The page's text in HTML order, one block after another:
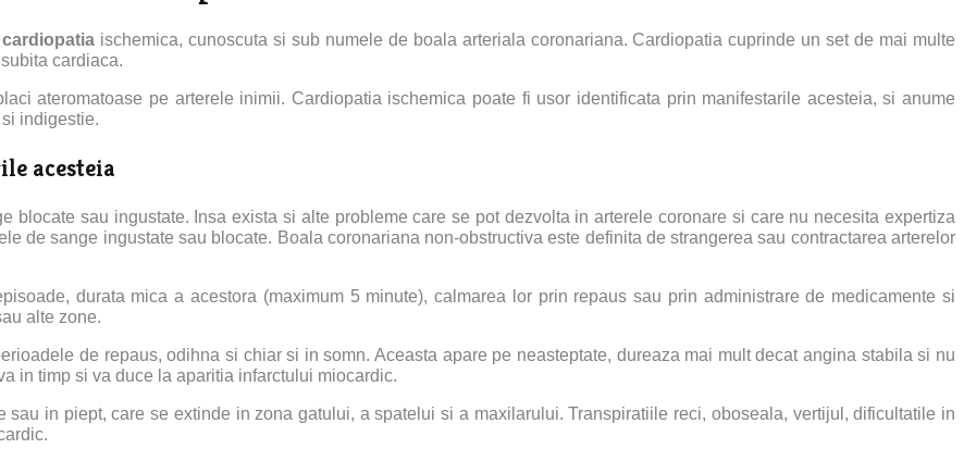
cardiopatia ischemica, cunoscuta si sub numele de boala arteriala coronariana. Cardiopatia cuprinde un set de mai multe
cardiaca.
ateromatoase pe arterele inimii. Cardiopatia ischemica poate fi usor identificata prin manifestarile acesteia, si anume
indigestie.
acesteia
blocate sau ingustate. Insa exista si alte probleme care se pot dezvolta in arterele coronare si care nu necesita expertiza
de sange ingustate sau blocate. Boala coronariana non-obstructiva este definita de strangerea sau contractarea arterelor
durata mica a acestora (maximum 5 minute), calmarea lor prin repaus sau prin administrare de medicamente si
alte zone.
de repaus, odihna si chiar si in somn. Aceasta apare pe neasteptate, dureaza mai mult decat angina stabila si nu
in timp si va duce la aparitia infarctului miocardic.
sau in piept, care se extinde in zona gatului, a spatelui si a maxilarului. Transpiratiile reci, oboseala, vertijul, dificultatile in